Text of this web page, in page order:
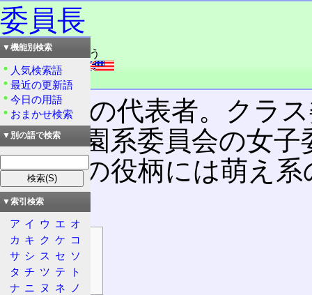
委員長
読み：いいんちょう
外語：chairman
品詞：名詞
委員会の代表者。クラ
する学園系委員会の女
で、この役柄には萌え
る。
目次
特徴
代表的な委員長
▼機能別検索
人気検索語
最近の更新語
今日の用語
おまかせ検索
▼別の語で検索
▼索引検索
ア イ ウ エ オ
カ キ ク ケ コ
サ シ ス セ ソ
タ チ ツ テ
ト
ナ ニ ヌ ネ
ノ